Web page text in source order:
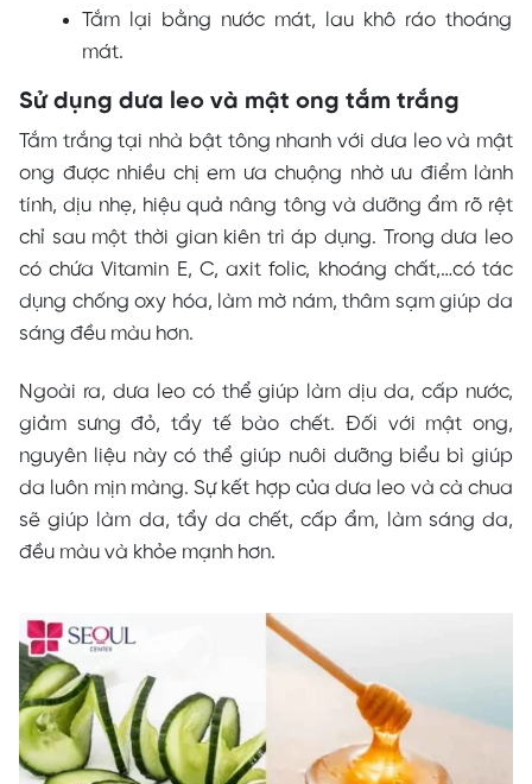
Tắm lại bằng nước mát, lau khô ráo thoáng
mát.
Sử dụng dưa leo và mật ong tắm trắng
Tắm trắng tại nhà bật tông nhanh với dưa leo và mật
ong được nhiều chị em ưa chuộng nhờ ưu điểm lành
tính, dịu nhẹ, hiệu quả nâng tông và dưỡng ẩm rõ rệt
chỉ sau một thời gian kiên trì áp dụng. Trong dưa leo
có chứa Vitamin E, C, axit folic, khoáng chất,…có tác
dụng chống oxy hóa, làm mờ nám, thâm sạm giúp da
sáng đều màu hơn.
Ngoài ra, dưa leo có thể giúp làm dịu da, cấp nước,
giảm sưng đỏ, tẩy tế bào chết. Đối với mật ong,
nguyên liệu này có thể giúp nuôi dưỡng biểu bì giúp
da luôn mịn màng. Sự kết hợp của dưa leo và cà chua
sẽ giúp làm da, tẩy da chết, cấp ẩm, làm sáng da,
đều màu và khỏe mạnh hơn.